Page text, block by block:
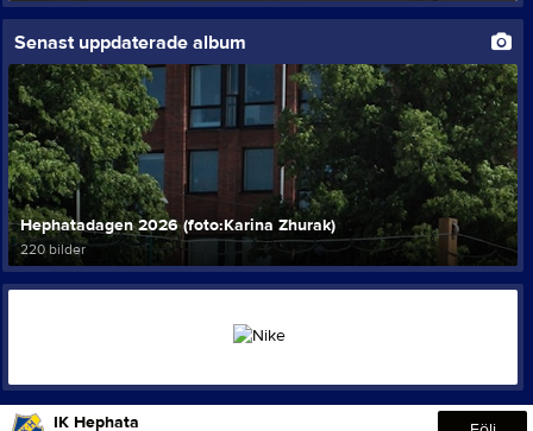
IK Hephata
Senast uppdaterade album
Hephatadagen 2026 (foto:Karina Zhurak)
220 bilder